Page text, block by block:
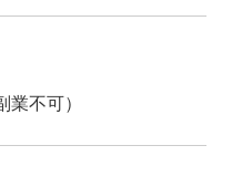
』
ルくん』
と社長』
イアル』
』
不可）